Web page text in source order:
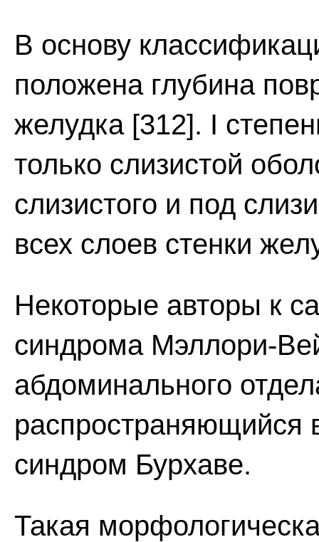
В основу
положена глубина
желудка [312]. I
только слизистой
слизистого и под
всех слоев стенки
Некоторые авторы к
синдрома Мэллори-
абдоминального
синдром Бурхаве.
Такая